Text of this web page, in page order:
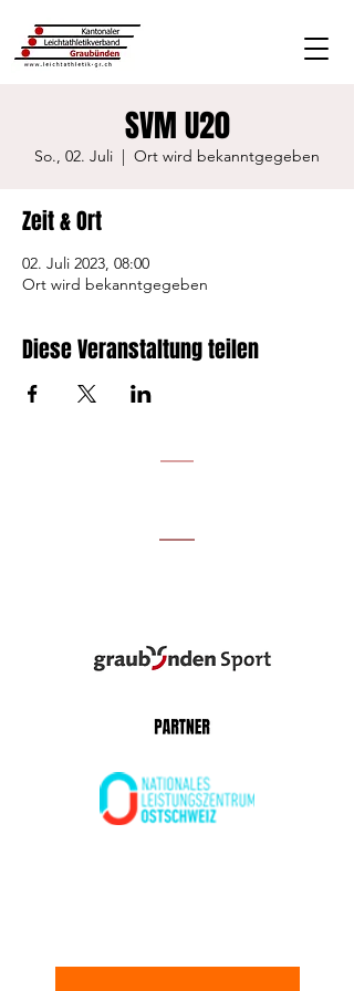
SVM U20
So., 02. Juli
  |
Ort wird bekanntgegeben
Zeit & Ort
02. Juli 2023, 08:00
Ort wird bekanntgegeben
Diese Veranstaltung teilen